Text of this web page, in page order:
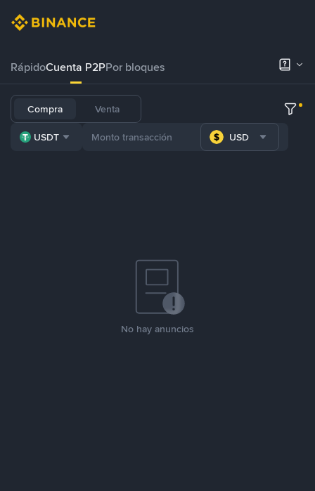
RápidoCuenta P2PPor bloques
Compra Venta
USDT USD
No hay anuncios